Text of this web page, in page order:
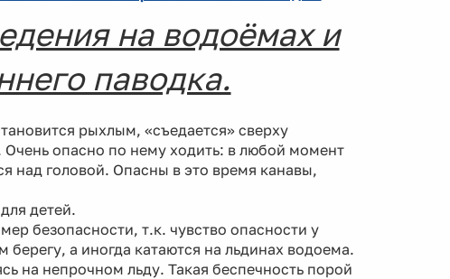
на водоёмах и
паводка.
рыхлым, «съедается» сверху
опасно по нему ходить: в любой момент
над головой. Опасны в это время канавы,
детей.
безопасности, т.к. чувство опасности у
а иногда катаются на льдинах водоема.
на непрочном льду. Такая беспечность порой